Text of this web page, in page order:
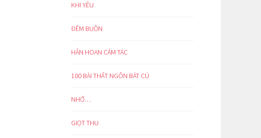
KHI YÊU
ĐÊM BUỒN
HÂN HOAN CẢM TÁC
100 BÀI THẤT NGÔN BÁT CÚ
NHỚ…
GIỌT THU